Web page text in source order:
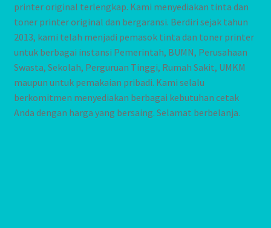
printer original terlengkap. Kami menyediakan tinta dan
toner printer original dan bergaransi. Berdiri sejak tahun
2013, kami telah menjadi pemasok tinta dan toner printer
untuk berbagai instansi Pemerintah, BUMN, Perusahaan
Swasta, Sekolah, Perguruan Tinggi, Rumah Sakit, UMKM
maupun untuk pemakaian pribadi. Kami selalu
berkomitmen menyediakan berbagai kebutuhan cetak
Anda dengan harga yang bersaing. Selamat berbelanja.